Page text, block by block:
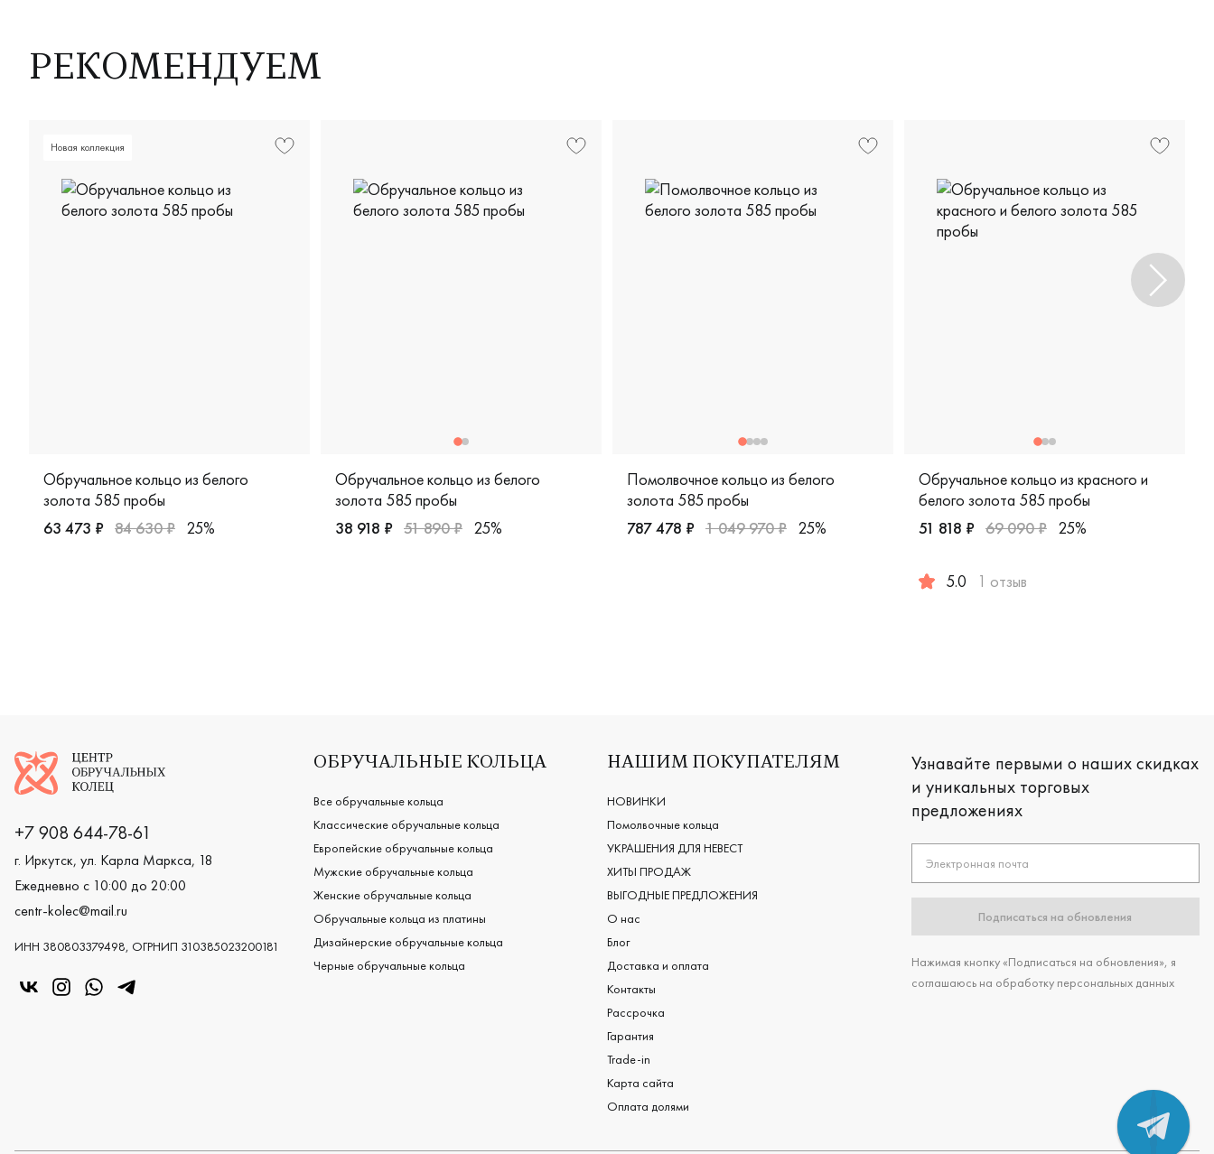
РЕКОМЕНДУЕМ
Новая коллекция
Обручальное кольцо из белого
золота 585 пробы
63 473 ₽ 84 630 ₽ 25%
Обручальное кольцо из белого
золота 585 пробы
38 918 ₽ 51 890 ₽ 25%
Помолвочное кольцо из белого
золота 585 пробы
Женские, белое золото 585 пробы, помолвочное кольцо, 4510241
787 478 ₽ 1 049 970 ₽ 25%
Обручальное кольцо из красного и
белого золота 585 пробы
51 818 ₽ 69 090 ₽ 25%
5.0 1 отзыв
Логотип компании
+7 908 644-78-61
г. Иркутск, ул. Карла Маркса, 18
Ежедневно с 10:00 до 20:00
centr-kolec@mail.ru
ИНН 380803379498, ОГРНИП 310385023200181
«Центр колец» в VK
«Центр колец» в Instagram
«Центр колец» в Whatsapp
«Центр колец» в Telegram
ОБРУЧАЛЬНЫЕ КОЛЬЦА
Все обручальные кольца
Классические обручальные кольца
Европейские обручальные кольца
Мужские обручальные кольца
Женские обручальные кольца
Обручальные кольца из платины
Дизайнерские обручальные кольца
Черные обручальные кольца
НАШИМ ПОКУПАТЕЛЯМ
НОВИНКИ
Помолвочные кольца
УКРАШЕНИЯ ДЛЯ НЕВЕСТ
ХИТЫ ПРОДАЖ
ВЫГОДНЫЕ ПРЕДЛОЖЕНИЯ
О нас
Блог
Доставка и оплата
Контакты
Рассрочка
Гарантия
Trade-in
Карта сайта
Оплата долями
Узнавайте первыми о наших скидках
и уникальных торговых
предложениях
Электронная почта
Подписаться на обновления
Нажимая кнопку «Подписаться на обновления», я
соглашаюсь на обработку персональных данных